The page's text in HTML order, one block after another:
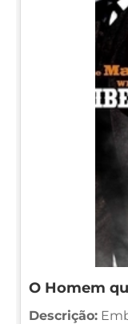
O Homem
Descrição: